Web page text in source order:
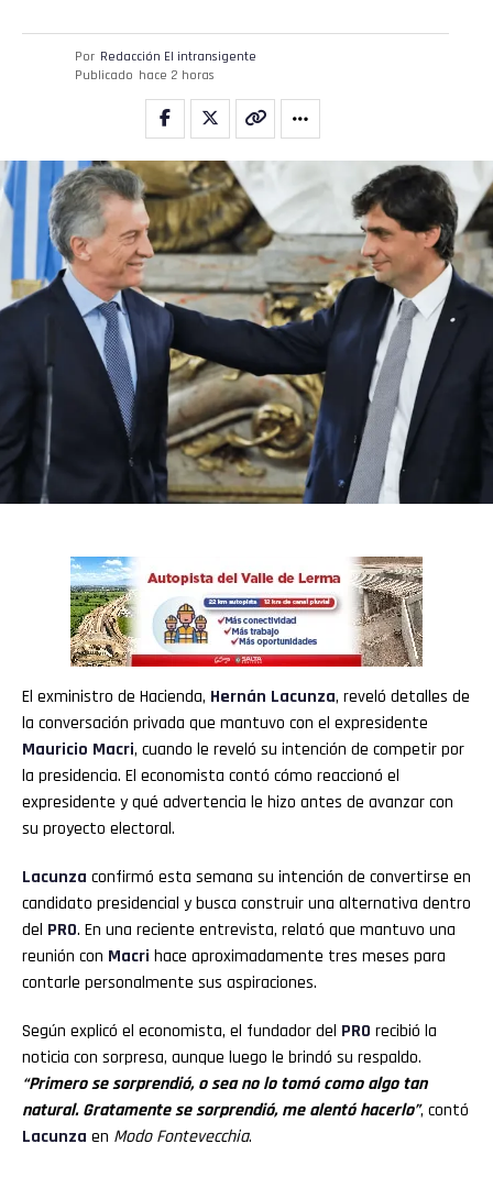
Por Redacción El intransigente
Publicado hace 2 horas
El exministro de Hacienda, Hernán Lacunza, reveló detalles de
la conversación privada que mantuvo con el expresidente
Mauricio Macri, cuando le reveló su intención de competir por
la presidencia. El economista contó cómo reaccionó el
expresidente y qué advertencia le hizo antes de avanzar con
su proyecto electoral.
Lacunza confirmó esta semana su intención de convertirse en
candidato presidencial y busca construir una alternativa dentro
del PRO. En una reciente entrevista, relató que mantuvo una
reunión con Macri hace aproximadamente tres meses para
contarle personalmente sus aspiraciones.
Según explicó el economista, el fundador del PRO recibió la
noticia con sorpresa, aunque luego le brindó su respaldo.
“Primero se sorprendió, o sea no lo tomó como algo tan
natural. Gratamente se sorprendió, me alentó hacerlo”, contó
Lacunza en Modo Fontevecchia.